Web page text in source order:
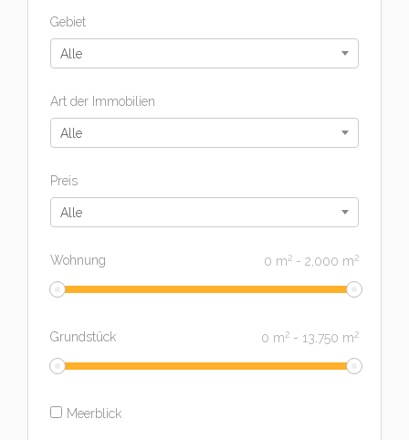
Gebiet
Alle
Art der Immobilien
Alle
Preis
Alle
Wohnung 0 m2 - 2,000 m2
Grundstück 0 m2 - 13,750 m2
Meerblick